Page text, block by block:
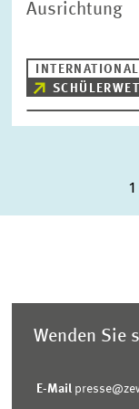
Ausrichtung
Wenden Sie
E-Mail